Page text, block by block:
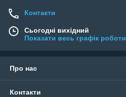
Контакти
Сьогодні вихідний
Показати весь графік роботи
Про нас
Контакти